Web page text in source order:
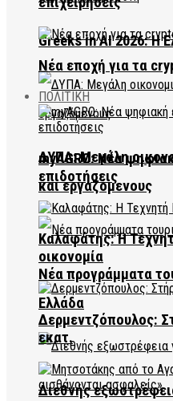
Greeks in AI 2026: Η
ΔΥΠΑ: Μεγάλη
και εργαζόμενους
Νέα προγράμματα
Ελλάδα
Διεθνής
Νέα εποχή για τα
ΠΟΛΙΤΙΚΗ
myAGRO: Νέα
επιδοτήσεις
Καλαφάτης: Η
οικονομία
Δερμεντζόπουλος:
εκατ.